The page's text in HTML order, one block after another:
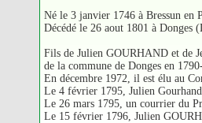
Né le 3 janvier 1746 à Bressun
Décédé le 26 aout 1801 à Donges
Fils de Julien GOURHAND et de
de la commune de Donges en
En décembre 1972, il est élu au
Le 4 février 1795, Julien
Le 26 mars 1795, un courrier du
Le 15 février 1796, Julien